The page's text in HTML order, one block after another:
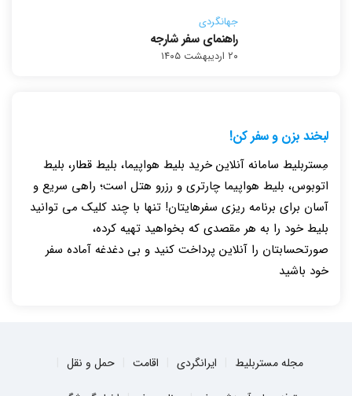
جهانگردی
راهنمای سفر شارجه
۲۰ اردیبهشت ۱۴۰۵
لبخند بزن و سفر کن!
مِستربلیط سامانه آنلاین خرید بلیط هواپیما، بلیط قطار، بلیط
اتوبوس، بلیط هواپیما چارتری و رزرو هتل است؛ راهی سریع و
آسان برای برنامه ریزی سفرهایتان! تنها با چند کلیک می توانید
بلیط خود را به هر مقصدی که بخواهید تهیه کرده،
صورتحسابتان را آنلاین پرداخت کنید و بی دغدغه آماده سفر
خود باشید
مجله مستربلیط ایرانگردی اقامت حمل و نقل